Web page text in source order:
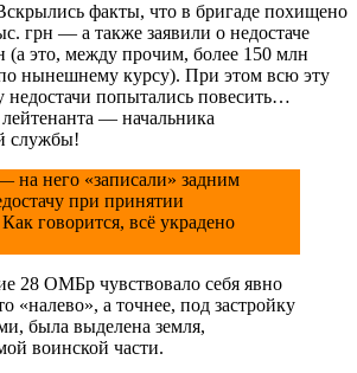
факты, что в бригаде похищено
грн — а также заявили о недостаче
(а это, между прочим, более 150 млн
нынешнему курсу). При этом всю эту
недостачи попытались повесить…
— начальника
службы!
на него «записали» задним
при принятии
говорится, всё украдено
28 ОМБр чувствовало себя явно
«налево», а точнее, под застройку
была выделена земля,
воинской части.